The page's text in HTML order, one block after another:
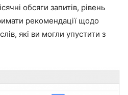
обсяги запитів, рівень
рекомендації щодо
які ви могли упустити з